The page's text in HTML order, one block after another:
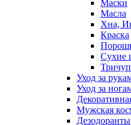
Маски
Масла
Хна,
Краска
Сухие
Тричуп
Уход за
Уход за
Мужская
Дезодоранты